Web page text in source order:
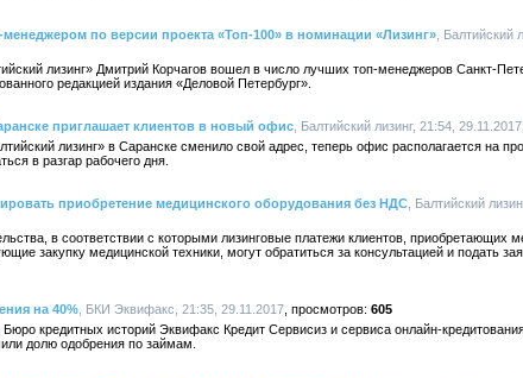
по версии проекта «Топ-100» в номинации «Лизинг» , Балтийский
лизинг» Дмитрий Корчагов вошел в число лучших топ-менеджеров Санкт-
редакцией издания «Деловой Петербург».
приглашает клиентов в новый офис , Балтийский лизинг, 21:54, 29.11.2017
лизинг» в Саранске сменило свой адрес, теперь офис располагается на
в разгар рабочего дня.
приобретение медицинского оборудования без НДС , Балтийский
в соответствии с которыми лизинговые платежи клиентов, приобретающих
закупку медицинской техники, могут обратиться за консультацией и подать
на 40% , БКИ Эквифакс, 21:35, 29.11.2017
605
кредитных историй Эквифакс Кредит Сервисиз и сервиса онлайн-
долю одобрения по займам.